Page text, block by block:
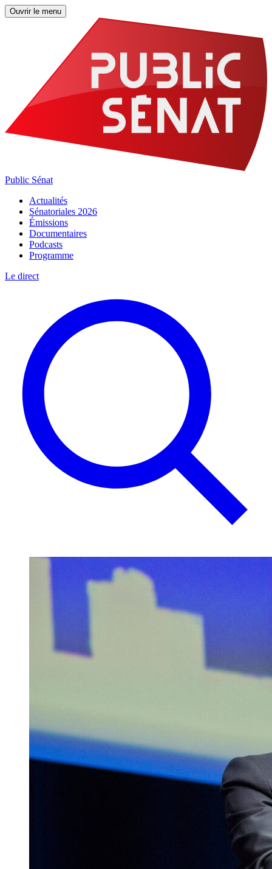
Ouvrir le menu
Public Sénat
Actualités
Sénatoriales 2026
Émissions
Documentaires
Podcasts
Programme
Le direct